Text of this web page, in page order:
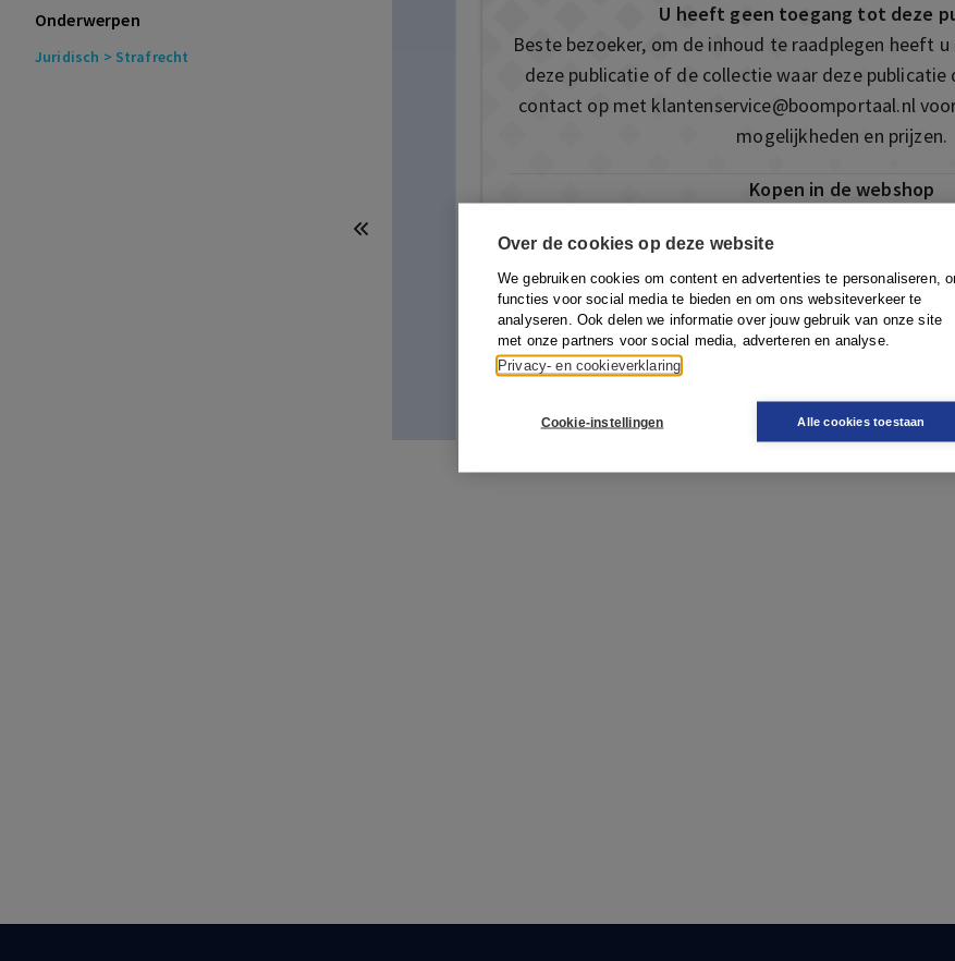
Over de cookies op deze website
We gebruiken cookies om content en advertenties te personaliseren,
functies voor social media te bieden en om ons websiteverkeer te
analyseren. Ook delen we informatie over jouw gebruik van onze site
met onze partners voor social media, adverteren en analyse.
Privacy- en cookieverklaring
Cookie-instellingen Alle cookies toestaan
Onderwerpen
Juridisch > Strafrecht
U heeft geen toegang tot deze
Beste bezoeker, om de inhoud te raadplegen heeft
deze publicatie of de collectie waar deze
contact op met klantenservice@boomportaal.nl
mogelijkheden en prijzen.
Kopen in de webshop
Deze publicatie is ook te vinden in onze webshop.
ook de mogelijkheid om direct toegang te
Naar de webshop